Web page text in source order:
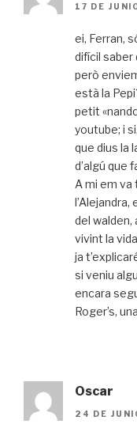
17 DE
ei, Ferran,
difícil saber
però
està la
petit
youtube; i
que dius la
d’algú que
A mi em va
l’Alejandra,
del walden,
vivint la
ja
si veniu
encara
Roger’s,
Oscar
24 DE